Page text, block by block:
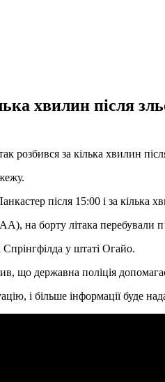
хвилин після
розбився за кілька хвилин
після 15:00 і за
на борту літака
у штаті Огайо.
що державна поліція
і більше інформації буде